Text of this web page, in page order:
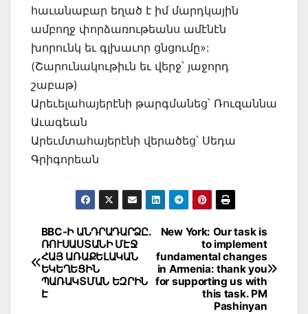
հաւանաբար եղած է իմ մարդկային
ամբողջ փորձառութեանս ամէնէն
խորունկ եւ գլխաւոր ցնցումը»:
(Շարունակութիւն եւ վերջ՝ յաջորդ
շաբաթ)
Արեւելահայերէնի թարգմանեց՝ Ռուզաննա
Աւագեան
Արեւմտահայերէնի վերածեց՝ Սեդա
Գրիգորեան
Post
navigation
New York: Our task is
to implement
fundamental changes
in Armenia: thank you
for supporting us with
this task. PM
Pashinyan
BBC-Ի ԱՆԴՐԱԴԱՐՁԸ.
ՌՈՒՍԱՍՏԱՆԻ ՄԷՋ
ՀԱՅ ԱՌԱՔԵԼԱԿԱՆ
ԵԿԵՂԵՑԻՆ
ՊԱՌԱԿՏՄԱՆ ԵԶՐԻՆ
Է